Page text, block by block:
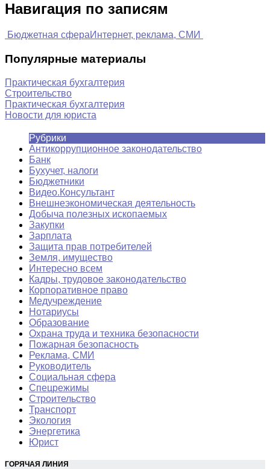
Навигация по записям
Бюджетная сфераИнтернет, реклама, СМИ
Популярные материалы
Практическая бухгалтерия
Строительство
Практическая бухгалтерия
Новости для юриста
Рубрики
Антикоррупционное законодательство
Банк
Бухучет, налоги
Бюджетники
Видео.Консультант
Внешнеэкономическая деятельность
Добыча полезных ископаемых
Закупки
Зарплата
Защита прав потребителей
Земля, имущество
Интересно всем
Кадры, трудовое законодательство
Корпоративное право
Медучреждение
Нотариусы
Образование
Охрана труда и техника безопасности
Пожарная безопасность
Реклама, СМИ
Руководитель
Социальная сфера
Спецрежимы
Строительство
Транспорт
Экология
Энергетика
Юрист
ГОРЯЧАЯ ЛИНИЯ